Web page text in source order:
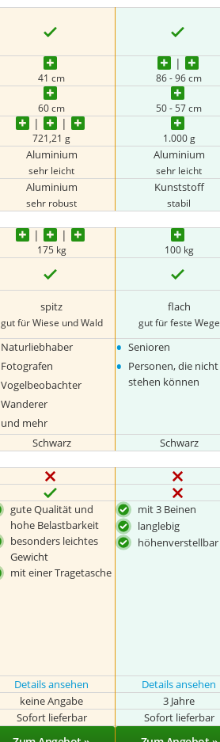
41 cm 86 - 96 cm
60 cm 50 - 57 cm
721,21 g 1.000 g
Aluminium
sehr leicht
Aluminium
sehr leicht
Aluminium
sehr robust
Kunststoff
stabil
175 kg 100 kg
spitz
gut für Wiese und Wald
flach
gut für feste Wege
Naturliebhaber
Fotografen
Vogelbeobachter
Wanderer
und mehr
• Senioren
• Personen, die
stehen können
Schwarz Schwarz
gute Qualität und
hohe Belastbarkeit
besonders leichtes
Gewicht
mit einer Tragetasche
mit 3 Beinen
langlebig
höhenverstellbar
Details ansehen Details ansehen
keine Angabe 3 Jahre
Sofort lieferbar Sofort lieferbar